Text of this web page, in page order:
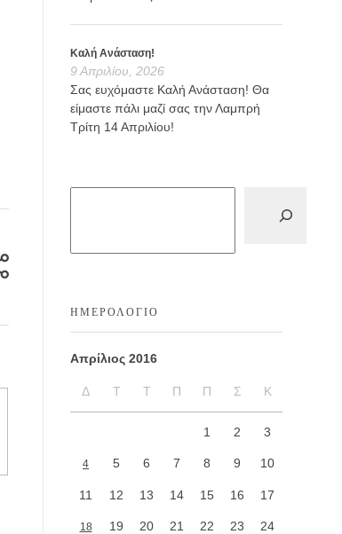
Καλή Ανάσταση!
9 Απριλίου, 2026
Σας ευχόμαστε Καλή Ανάσταση! Θα
είμαστε πάλι μαζί σας την Λαμπρή
Τρίτη 14 Απριλίου!
ΗΜΕΡΟΛΌΓΙΟ
Απρίλιος 2016
Δ Τ Τ Π Π Σ Κ
1 2 3
4 5 6 7 8 9 10
11 12 13 14 15 16 17
18 19 20 21 22 23 24